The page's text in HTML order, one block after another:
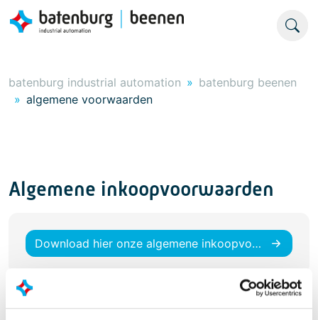
batenburg industrial automation
batenburg beenen
algemene voorwaarden
Algemene inkoopvoorwaarden
Download hier onze algemene inkoopvoorwaarden